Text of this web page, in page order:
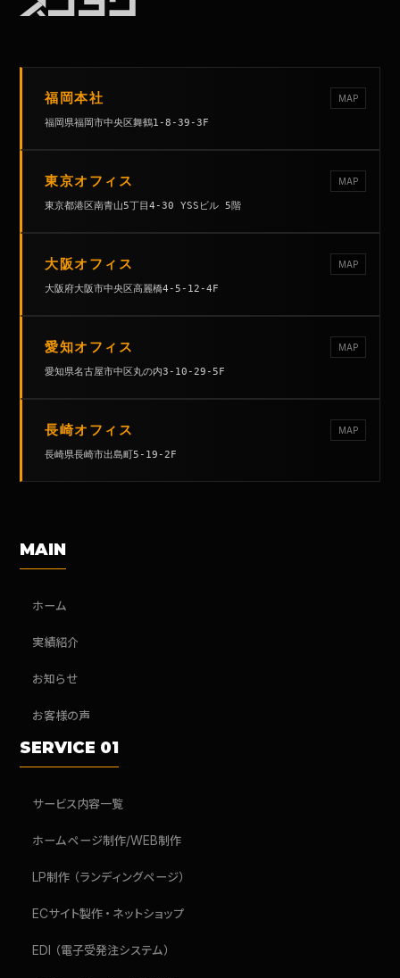
福岡本社 MAP
福岡県福岡市中央区舞鶴1-8-39-3F
東京オフィス MAP
東京都港区南青山5丁目4-30 YSSビル 5階
大阪オフィス MAP
大阪府大阪市中央区高麗橋4-5-12-4F
愛知オフィス MAP
愛知県名古屋市中区丸の内3-10-29-5F
長崎オフィス MAP
長崎県長崎市出島町5-19-2F
MAIN
ホーム
実績紹介
お知らせ
お客様の声
SERVICE 01
サービス内容一覧
ホームページ制作/WEB制作
LP制作（ランディングページ）
ECサイト製作・ネットショップ
EDI（電子受発注システム）